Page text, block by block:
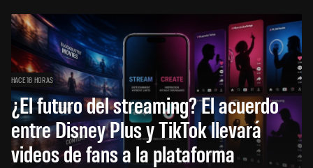
HACE 18 HORAS
¿El futuro del streaming? El acuerdo
entre Disney Plus y TikTok llevará
videos de fans a la plataforma